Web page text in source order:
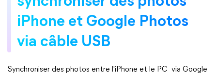
iPhone et Google Photos
via câble USB
Synchroniser des photos entre l'iPhone et le PC via Google